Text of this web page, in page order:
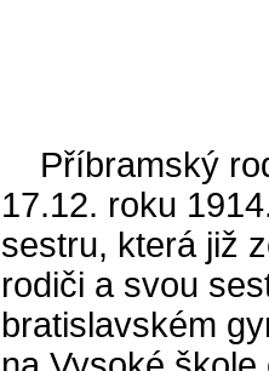
Příbramský
17.12. roku
sestru, která již
rodiči a svou
bratislavském